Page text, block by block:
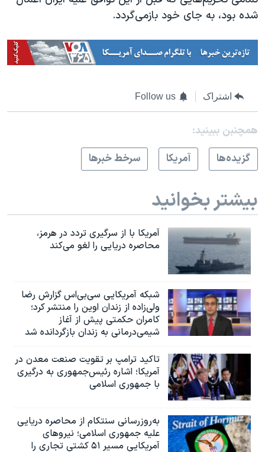
شده بود، به جای خود بازمی‌گردد.
اشتراک Follow us
همچنبن ببینید:
گزيده‌ها
آمريکا سرخط خبرها
بیشتر بخوانید
آمریکا با از سرگیری تردد در هرمز،
محاصره دریایی را لغو می‌کند
شبکه آمریکایی سی‌بی‌‌اس گزارش رضا
ولی‌زاده از زندان اوین را منتشر کرد؛
کامران حکمتی پیش از آغاز
شیمی‌درمانی به زندان بازگردانده شد
تاکید ترامپ بر تقویت صنعت معدن در
آمریکا؛ اشاره رئیس‌جمهوری به درگیری
با جمهوری اسلامی
به‌روزرسانی سنتکام از محاصره دریایی
علیه جمهوری اسلامی؛ نیروهای
آمریکایی مسیر ۵۱ کشتی تجاری را